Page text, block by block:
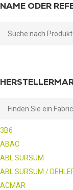
NAME ODER
3B6
ABAC
ABL SURSUM
ABL SURSUM /
ACMAR